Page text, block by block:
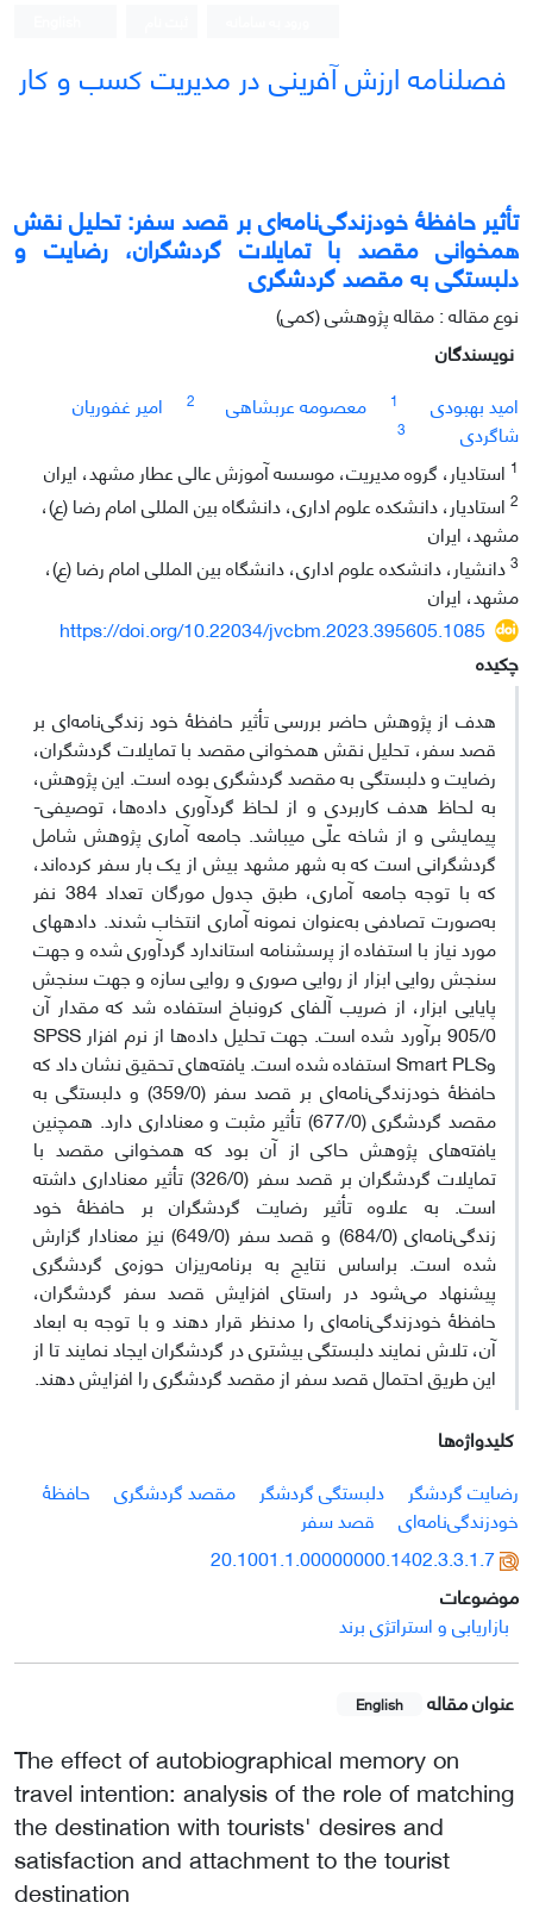
فصلنامه ارزش آفرینی در مدیریت کسب و کار
تأثیر حافظۀ خودزندگی‌نامه‌ای بر قصد سفر: تحلیل نقش
همخوانی مقصد با تمایلات گردشگران، رضایت و
دلبستگی به مقصد گردشگری
نوع مقاله : مقاله پژوهشی (کمی)
نویسندگان
امید بهبودی
1 معصومه عربشاهی 2
امیر غفوریان
شاگردی
3
1 استادیار، گروه مدیریت، موسسه آموزش عالی عطار مشهد، ایران
2 استادیار، دانشکده علوم اداری، دانشگاه بین المللی امام رضا (ع)،
مشهد، ایران
3دانشیار، دانشکده علوم اداری، دانشگاه بین المللی امام رضا (ع)،
مشهد، ایران
https://doi.org/10.22034/jvcbm.2023.395605.1085
چکیده
هدف از پژوهش حاضر بررسی تأثیر حافظۀ خود زندگی‌نامه‌ای بر
قصد سفر، تحلیل نقش همخوانی مقصد با تمایلات گردشگران،
رضایت و دلبستگی به مقصد گردشگری بوده ‌است. این پژوهش،
به لحاظ هدف کاربردی و از لحاظ گردآوری داده‌ها، توصیفی-
پیمایشی و از شاخه‌ علّی می‏باشد. جامعه‌ آماری پژوهش شامل‌
گردشگرانی است که به شهر مشهد بیش از یک بار سفر کرده‌اند،
که با توجه جامعه آماری، طبق جدول مورگان تعداد 384 نفر
به‌صورت تصادفی به‌عنوان نمونه آماری انتخاب شدند. داده‏های
مورد نیاز با استفاده از پرسشنامه استاندارد گردآوری شده و جهت
سنجش روایی ابزار از روایی صوری و روایی سازه و جهت سنجش
پایایی ابزار، از ضریب آلفای کرونباخ استفاده شد که مقدار آن
905/0 برآورد شده است. جهت تحلیل داده‌ها از نرم افزار SPSS
وSmart PLS استفاده شده است. یافته‌های تحقیق نشان داد که
حافظۀ خودزندگی‌نامه‌ای بر قصد سفر (359/0) و دلبستگی به
مقصد گردشگری (677/0) تأثیر مثبت و معناداری دارد. همچنین
یافته‌های پژوهش حاکی از آن بود که همخوانی مقصد با
تمایلات گردشگران بر قصد سفر (326/0) تأثیر معناداری داشته
است. به علاوه تأثیر رضایت گردشگران بر حافظۀ خود
زندگی‌نامه‌ای (684/0) و قصد سفر (649/0) نیز معنادار گزارش
شده است. براساس نتایج به برنامه‌ریزان حوزه‌ی گردشگری
پیشنهاد می‌شود در راستای افزایش قصد سفر گردشگران،
حافظۀ خودزندگی‌نامه‌ای را مدنظر قرار دهند و با توجه به ابعاد
آن، تلاش نمایند دلبستگی بیشتری در گردشگران ایجاد نمایند تا از
این طریق احتمال قصد سفر از مقصد گردشگری را افزایش دهند.
کلیدواژه‌ها
رضایت گردشگر
دلبستگی گردشگر مقصد گردشگری
حافظۀ
خودزندگی‌نامه‌ای
قصد سفر
20.1001.1.00000000.1402.3.3.1.7
موضوعات
بازاریابی و استراتژی برند
عنوان مقاله English
The effect of autobiographical memory on
travel intention: analysis of the role of matching
the destination with tourists' desires and
satisfaction and attachment to the tourist
destination